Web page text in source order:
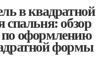
в квадратной
спальня: обзор
оформлению
формы